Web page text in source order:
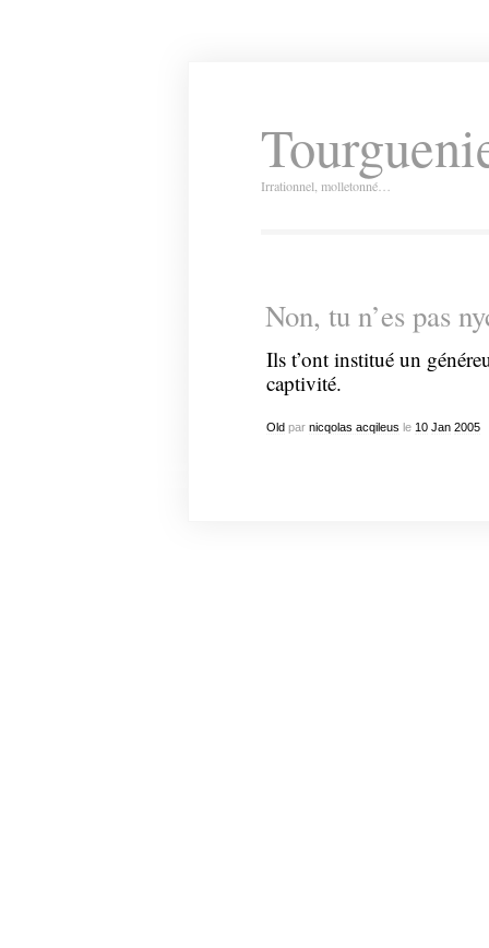
Irrationnel, molletonné…
Non, tu n’es pas
Ils t’ont institué un
captivité.
Oldpar nicqolas acqileus le 10 Jan 2005